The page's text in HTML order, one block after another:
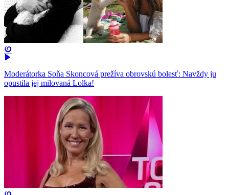
Moderátorka Soňa Skoncová prežíva obrovskú bolesť: Navždy ju
opustila jej milovaná Lolka!